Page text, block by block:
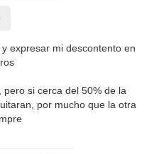
expresar mi descontento en
si cerca del 50% de la
por mucho que la otra